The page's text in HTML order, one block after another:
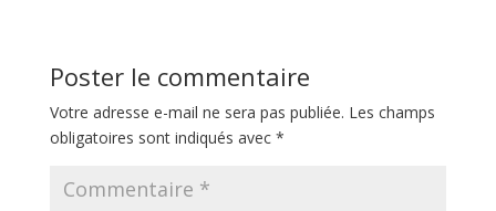
Poster le commentaire
Votre adresse e-mail ne sera pas publiée. Les champs
obligatoires sont indiqués avec *